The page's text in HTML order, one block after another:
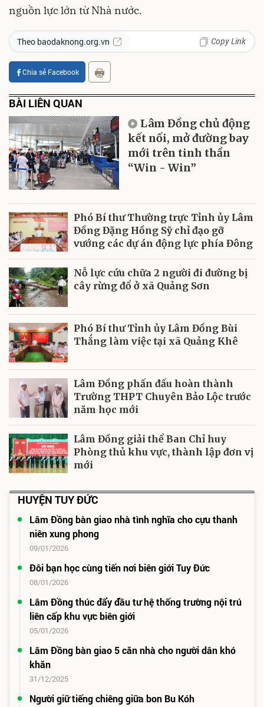
nguồn lực lớn từ Nhà nước.
Theo baodaknong.org.vn Copy Link
Chia sẻ Facebook
BÀI LIÊN QUAN
Lâm Đồng chủ động
kết nối, mở đường bay
mới trên tinh thần
“Win - Win”
Phó Bí thư Thường trực Tỉnh ủy Lâm
Đồng Đặng Hồng Sỹ chỉ đạo gỡ
vướng các dự án động lực phía Đông
Nỗ lực cứu chữa 2 người đi đường bị
cây rừng đổ ở xã Quảng Sơn
Phó Bí thư Tỉnh ủy Lâm Đồng Bùi
Thắng làm việc tại xã Quảng Khê
Lâm Đồng phấn đấu hoàn thành
Trường THPT Chuyên Bảo Lộc trước
năm học mới
Lâm Đồng giải thể Ban Chỉ huy
Phòng thủ khu vực, thành lập đơn vị
mới
HUYỆN TUY ĐỨC
Lâm Đồng bàn giao nhà tình nghĩa cho cựu thanh
niên xung phong
09/01/2026
Đôi bạn học cùng tiến nơi biên giới Tuy Đức
08/01/2026
Lâm Đồng thúc đẩy đầu tư hệ thống trường nội trú
liên cấp khu vực biên giới
05/01/2026
Lâm Đồng bàn giao 5 căn nhà cho người dân khó
khăn
31/12/2025
Người giữ tiếng chiêng giữa bon Bu Kóh